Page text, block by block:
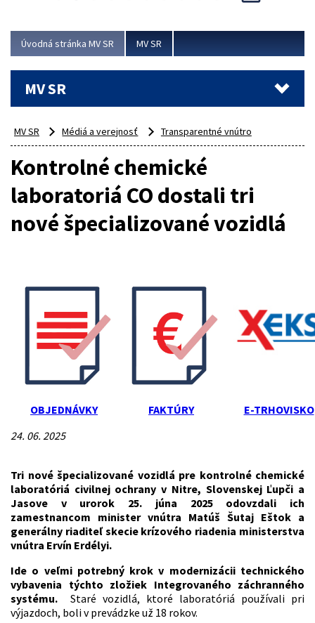
Úvodná stránka MV SR MV SR
MV SR
MV SR Médiá a verejnosť Transparentné vnútro
Kontrolné chemické
laboratoriá CO dostali tri
nové špecializované vozidlá
OBJEDNÁVKY FAKTÚRY
E-TRHOVISKO
24. 06. 2025
Tri nové špecializované vozidlá pre kontrolné chemické
laboratóriá civilnej ochrany v Nitre, Slovenskej Ľupči a
Jasove v urorok 25. júna 2025 odovzdali ich
zamestnancom minister vnútra Matúš Šutaj Eštok a
generálny riaditeľ skecie krízového riadenia ministerstva
vnútra Ervín Erdélyi.
Ide o veľmi potrebný krok v modernizácii technického
vybavenia týchto zložiek Integrovaného záchranného
systému. Staré vozidlá, ktoré laboratóriá používali pri
výjazdoch, boli v prevádzke už 18 rokov.